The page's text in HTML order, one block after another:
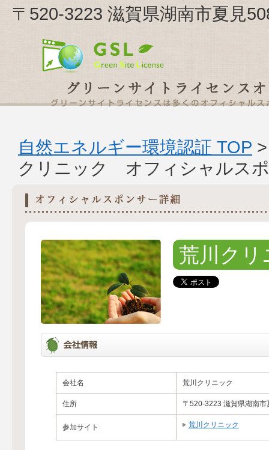
〒520-3223 滋賀県湖南市夏見
自然エネルギー環境認証 TOP
クリニック オフィシャルス
荒川クリ
会社名 荒川クリニック
住所 〒520-3223 滋賀県湖南市
参加サイト 荒川クリニック